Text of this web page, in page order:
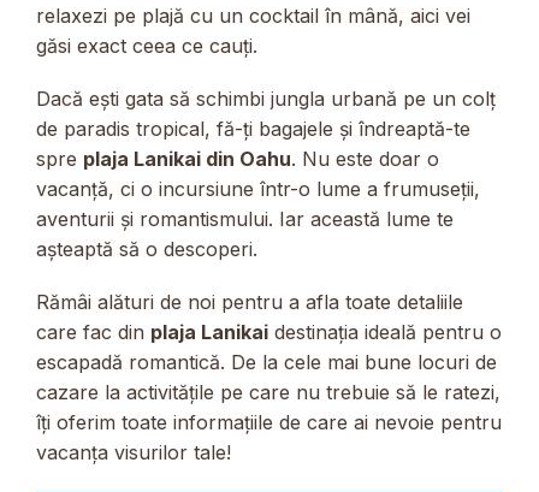
relaxezi pe plajă cu un cocktail în mână, aici vei
găsi exact ceea ce cauți.
Dacă ești gata să schimbi jungla urbană pe un colț
de paradis tropical, fă-ți bagajele și îndreaptă-te
spre plaja Lanikai din Oahu. Nu este doar o
vacanță, ci o incursiune într-o lume a frumuseții,
aventurii și romantismului. Iar această lume te
așteaptă să o descoperi.
Rămâi alături de noi pentru a afla toate detaliile
care fac din plaja Lanikai destinația ideală pentru o
escapadă romantică. De la cele mai bune locuri de
cazare la activitățile pe care nu trebuie să le ratezi,
îți oferim toate informațiile de care ai nevoie pentru
vacanța visurilor tale!